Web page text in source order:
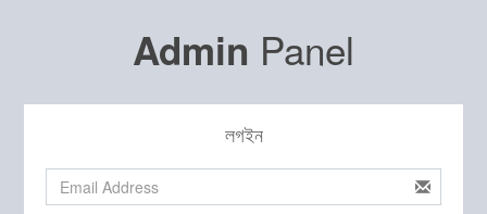
Admin Panel
লগইন